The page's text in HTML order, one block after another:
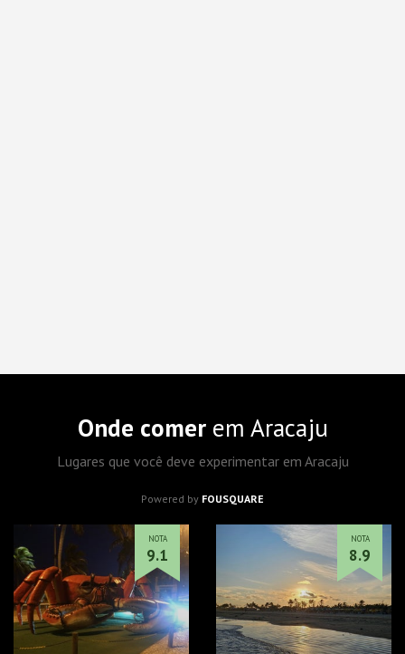
Onde comerem Aracaju
Lugares que você deve experimentar em Aracaju
Powered by FOUSQUARE
NOTA
9.1
NOTA
8.9